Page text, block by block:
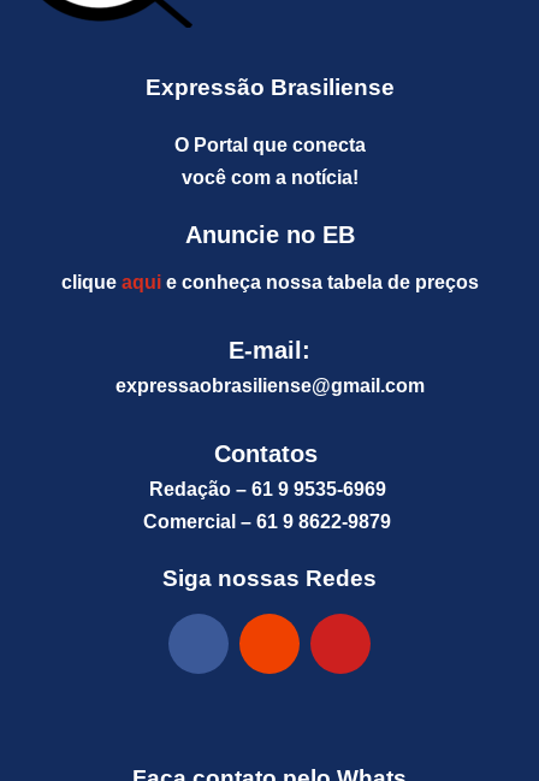
Expressão Brasiliense
O Portal que conecta
você com a notícia!
Anuncie no EB
clique aquie conheça nossa tabela de preços
E-mail:
expressaobrasiliense@gmail.com
Contatos
Redação – 61 9 9535-6969
Comercial – 61 9 8622-9879
Siga nossas Redes